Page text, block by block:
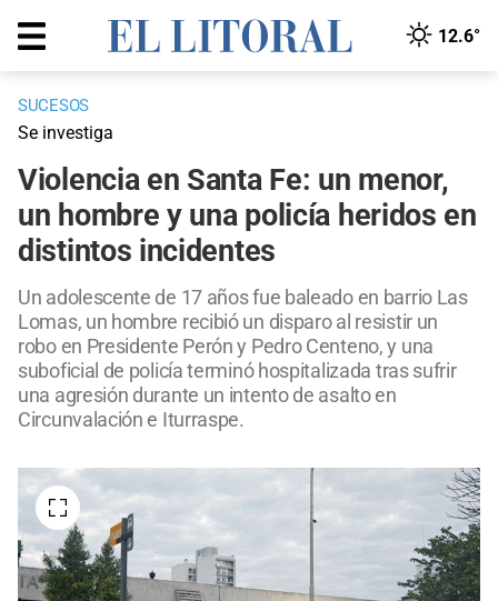
12.6°
SUCESOS
Se investiga
Violencia en Santa Fe: un menor,
un hombre y una policía heridos en
distintos incidentes
Un adolescente de 17 años fue baleado en barrio Las
Lomas, un hombre recibió un disparo al resistir un
robo en Presidente Perón y Pedro Centeno, y una
suboficial de policía terminó hospitalizada tras sufrir
una agresión durante un intento de asalto en
Circunvalación e Iturraspe.